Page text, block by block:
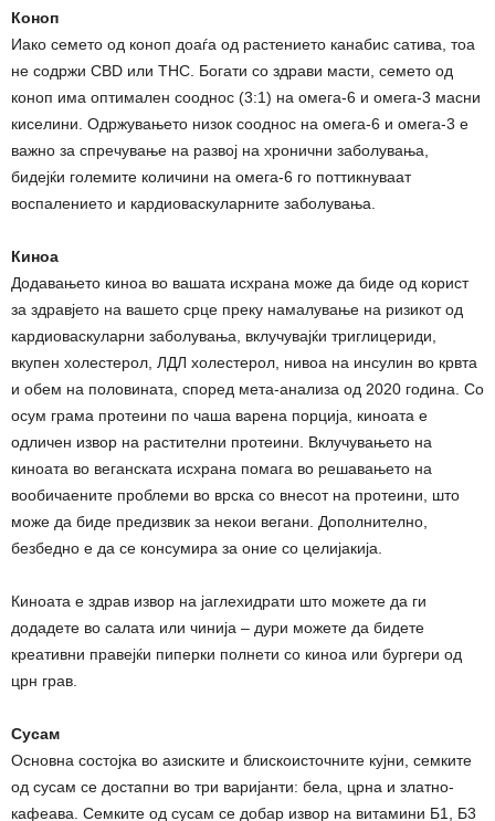
Коноп
Иако семето од коноп доаѓа од растението канабис сатива, тоа
не содржи CBD или THC. Богати со здрави масти, семето од
коноп има оптимален сооднос (3:1) на омега-6 и омега-3 масни
киселини. Одржувањето низок сооднос на омега-6 и омега-3 е
важно за спречување на развој на хронични заболувања,
бидејќи големите количини на омега-6 го поттикнуваат
воспалението и кардиоваскуларните заболувања.
Киноа
Додавањето киноа во вашата исхрана може да биде од корист
за здравјето на вашето срце преку намалување на ризикот од
кардиоваскуларни заболувања, вклучувајќи триглицериди,
вкупен холестерол, ЛДЛ холестерол, нивоа на инсулин во крвта
и обем на половината, според мета-анализа од 2020 година. Со
осум грама протеини по чаша варена порција, киноата е
одличен извор на растителни протеини. Вклучувањето на
киноата во веганската исхрана помага во решавањето на
вообичаените проблеми во врска со внесот на протеини, што
може да биде предизвик за некои вегани. Дополнително,
безбедно е да се консумира за оние со целијакија.
Киноата е здрав извор на јаглехидрати што можете да ги
додадете во салата или чинија – дури можете да бидете
креативни правејќи пиперки полнети со киноа или бургери од
црн грав.
Сусам
Основна состојка во азиските и блискоисточните кујни, семките
од сусам се достапни во три варијанти: бела, црна и златно-
кафеава. Семките од сусам се добар извор на витамини Б1, Б3